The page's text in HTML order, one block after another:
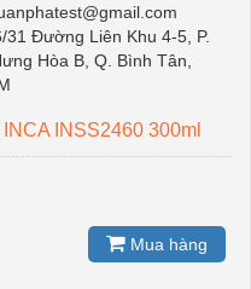
31 Đường Liên Khu 4-5, P.
Hòa B, Q. Bình Tân,
INSS2460 300ml
Mua hàng